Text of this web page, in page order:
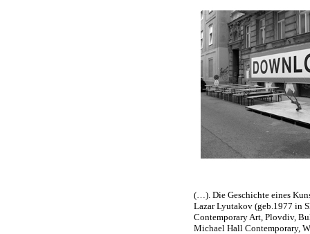
(…). Die Geschichte eines
Lazar Lyutakov (geb.1977 in
Contemporary Art, Plovdiv,
Michael Hall Contemporary,